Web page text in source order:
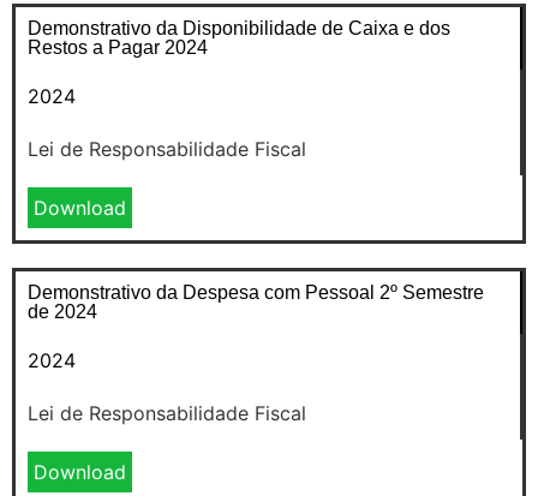
Demonstrativo da Disponibilidade de Caixa e dos
Restos a Pagar 2024
2024
Lei de Responsabilidade Fiscal
Download
Demonstrativo da Despesa com Pessoal 2º Semestre
de 2024
2024
Lei de Responsabilidade Fiscal
Download